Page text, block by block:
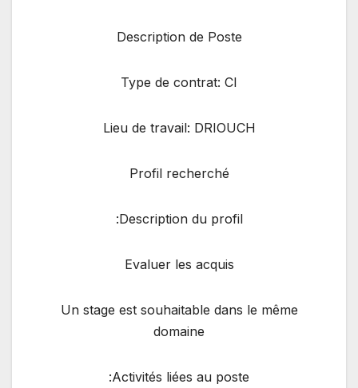
Description de Poste
Type de contrat: CI
Lieu de travail: DRIOUCH
Profil recherché
Description du profil:
Evaluer les acquis
Un stage est souhaitable dans le même
domaine
Activités liées au poste: